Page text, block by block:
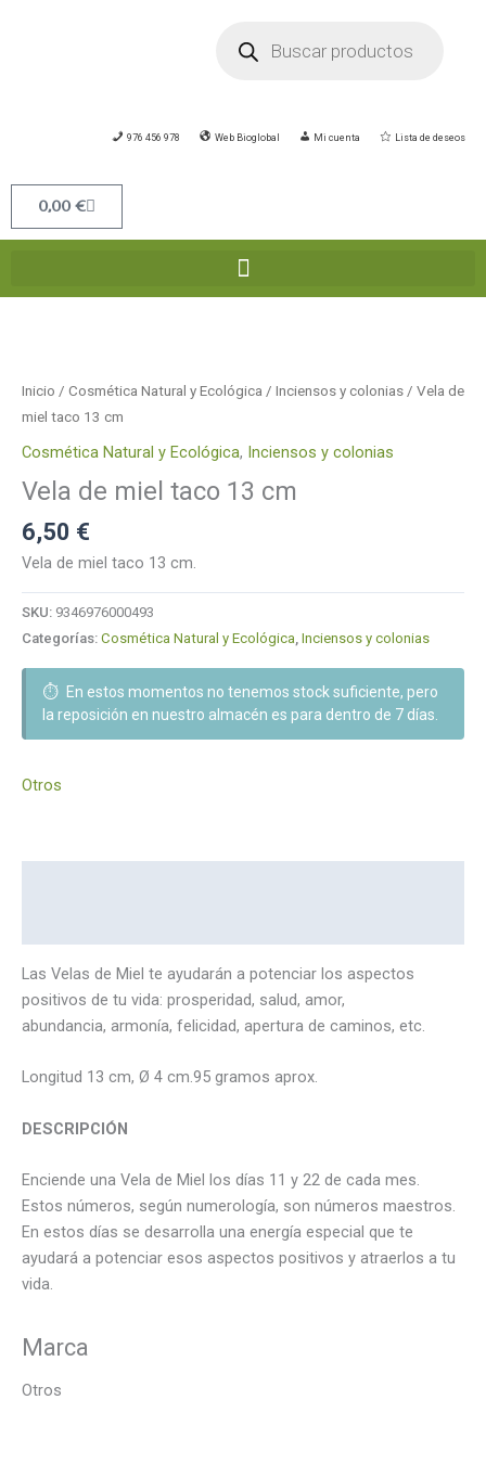
productos
976 456 978 Web Bioglobal Mi cuenta Lista de deseos
0,00 €Carrito
Inicio / Cosmética Natural y Ecológica / Inciensos y colonias / Vela de
miel taco 13 cm
Cosmética Natural y Ecológica, Inciensos y colonias
Vela de miel taco 13 cm
6,50 €
Vela de miel taco 13 cm.
SKU: 9346976000493
Categorías: Cosmética Natural y Ecológica, Inciensos y colonias
⏱️
En estos momentos no tenemos stock suficiente, pero
la reposición en nuestro almacén es para dentro de 7 días.
Otros
Las Velas de Miel te ayudarán a potenciar los aspectos
positivos de tu vida: prosperidad, salud, amor,
abundancia, armonía, felicidad, apertura de caminos, etc.
Longitud 13 cm, Ø 4 cm.95 gramos aprox.
DESCRIPCIÓN
Enciende una Vela de Miel los días 11 y 22 de cada mes.
Estos números, según numerología, son números maestros.
En estos días se desarrolla una energía especial que te
ayudará a potenciar esos aspectos positivos y atraerlos a tu
vida.
Marca
Otros